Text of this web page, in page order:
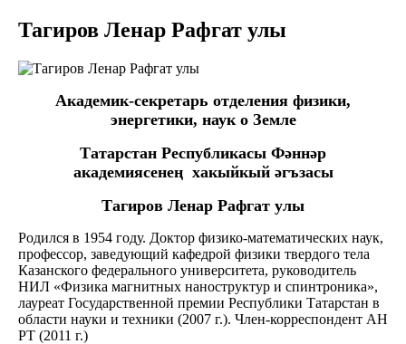
Тагиров Ленар Рафгат улы
Академик-секретарь отделения физики,
энергетики, наук о Земле
Татарстан Республикасы Фәннәр
академиясенең хакыйкый әгъзасы
Тагиров Ленар Рафгат улы
Родился в 1954 году. Доктор физико-математических наук,
профессор, заведующий кафедрой физики твердого тела
Казанского федерального университета, руководитель
НИЛ «Физика магнитных наноструктур и спинтроника»,
лауреат Государственной премии Республики Татарстан в
области науки и техники (2007 г.). Член-корреспондент АН
РТ (2011 г.)